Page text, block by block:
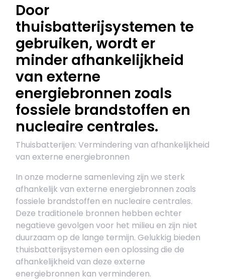
Door
thuisbatterijsystemen te
gebruiken, wordt er
minder afhankelijkheid
van externe
energiebronnen zoals
fossiele brandstoffen en
nucleaire centrales.
Thuisbatterijen: Vermindering van afhankelijkheid
van externe energiebronnen
In onze moderne samenleving zijn we sterk
afhankelijk van externe energiebronnen zoals
fossiele brandstoffen en nucleaire centrales.
Deze traditionele bronnen hebben echter
negatieve gevolgen voor het milieu en zijn niet
duurzaam op de lange termijn. Gelukkig bieden
thuisbatterijsystemen een oplossing die de
afhankelijkheid van deze externe
energiebronnen kan verminderen.